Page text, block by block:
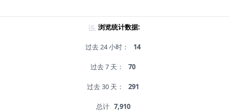
浏览统计数据:
过去 24 小时： 14
过去 7 天： 70
过去 30 天： 291
总计 7,910